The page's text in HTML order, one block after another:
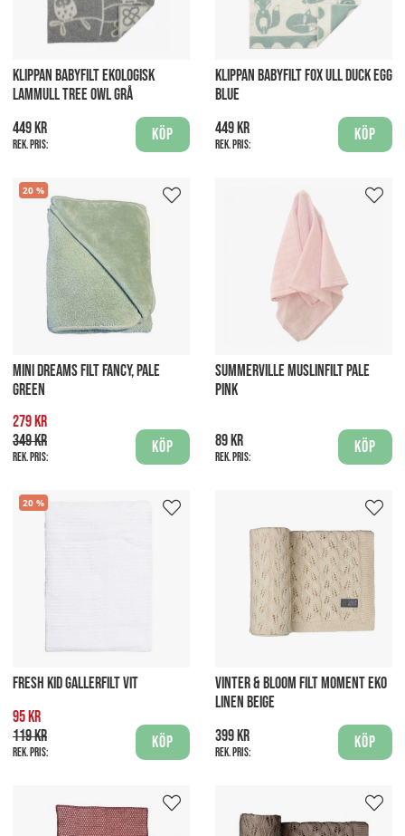
KLIPPAN BABYFILT EKOLOGISK
LAMMULL TREE OWL GRÅ
449 kr
Rek. pris:
Köp
KLIPPAN BABYFILT FOX ULL DUCK EGG
BLUE
449 kr
Rek. pris:
Köp
20
MINI DREAMS FILT FANCY, PALE
GREEN
279 kr
349 kr
Rek. pris:
Köp
SUMMERVILLE MUSLINFILT PALE
PINK
89 kr
Rek. pris:
Köp
20
FRESH KID GALLERFILT VIT
95 kr
119 kr
Rek. pris:
Köp
VINTER & BLOOM FILT MOMENT EKO
LINEN BEIGE
399 kr
Rek. pris:
Köp